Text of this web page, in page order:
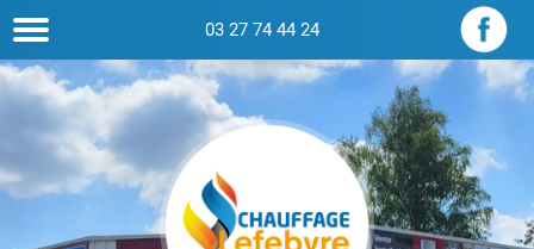
03 27 74 44 24